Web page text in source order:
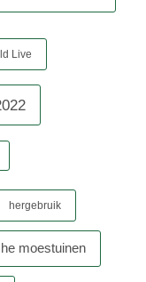
Live
hergebruik
moestuinen